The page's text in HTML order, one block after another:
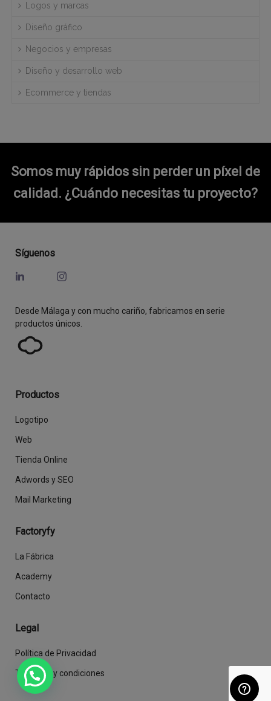
Logos y marcas
Diseño gráfico
Negocios y empresas
Diseño y desarrollo web
Ecommerce y tiendas
Somos muy rápidos sin perder un píxel de
calidad. ¿Cuándo necesitas tu proyecto?
Síguenos
Desde Málaga y con mucho cariño, fabricamos en serie
productos únicos.
Productos
Logotipo
Web
Tienda Online
Adwords y SEO
Mail Marketing
Factoryfy
La Fábrica
Academy
Contacto
Legal
Política de Privacidad
Términos y condiciones